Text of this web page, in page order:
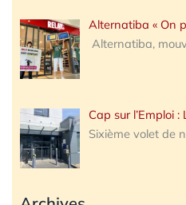
Alternatiba « On
Alternatiba,
Cap sur l’Emploi
Sixième volet de